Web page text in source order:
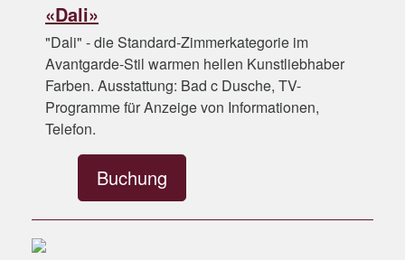
«Dali»
"Dali" - die Standard-Zimmerkategorie im
Avantgarde-Stil warmen hellen Kunstliebhaber
Farben. Ausstattung: Bad c Dusche, TV-
Programme für Anzeige von Informationen,
Telefon.
Buchung